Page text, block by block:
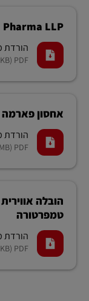
Pharma LLP
הורדת
PDF
אחסון פארמה
הורדת
PDF
הובלה
טמפרטורה
הורדת
PDF